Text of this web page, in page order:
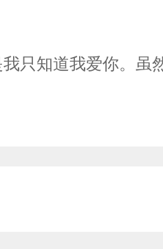
只知道我爱你。虽